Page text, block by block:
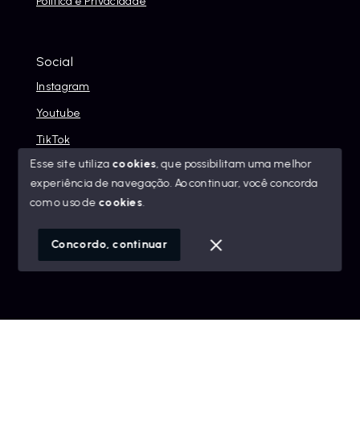
Social
Instagram
Youtube
TikTok
© Copyright 2026 - Alexandre Abreu Imóveis - Todos os
SITE PARA IMOBILIARIA
Esse site utiliza cookies, que possibilitam uma melhor
experiência de navegação.Ao continuar, você concorda
com o uso de cookies.
Concordo, continuar